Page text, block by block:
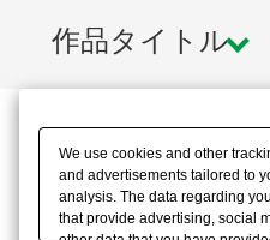
作品タイトル
We use cookies and other
and advertisements tailored to
analysis. The data regarding
that provide advertising, social